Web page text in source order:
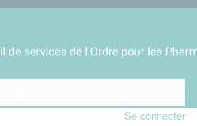
Se connecter